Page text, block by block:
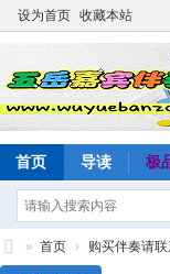
设为首页 收藏本站
首页 导读 极
» 首页 › 购买伴奏请